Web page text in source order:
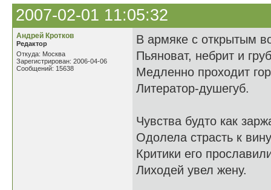
2007-02-01 11:05:32
Андрей Кротков
Редактор
Откуда: Москва
Зарегистрирован: 2006-04-06
Сообщений: 15638
В армяке с открытым
Пьяноват, небрит и
Медленно проходит
Литератор-душегуб.
Чувства будто как
Одолела страсть к
Критики его
Лиходей увел жену.